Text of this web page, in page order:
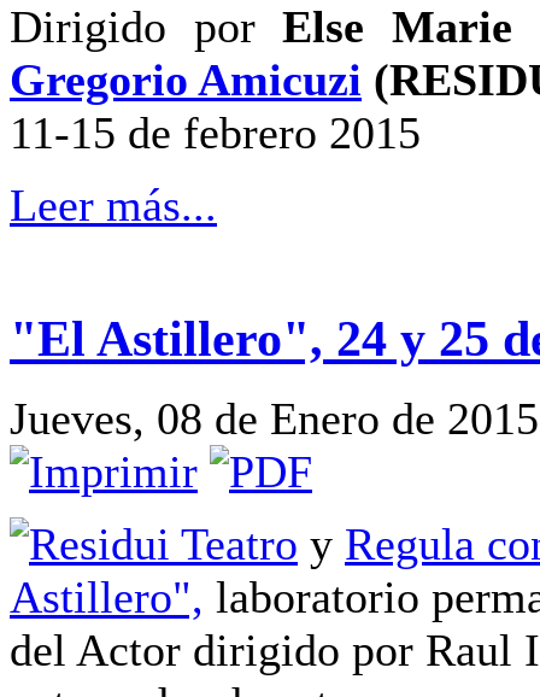
Dirigido porElse Marie
Gregorio Amicuzi
11-15 de febrero 2015
Leer más...
"El Astillero", 24 y 25
Jueves, 08 de Enero de
Residui Teatro y Regula
Astillero", laboratorio
del Actor dirigido por Raul